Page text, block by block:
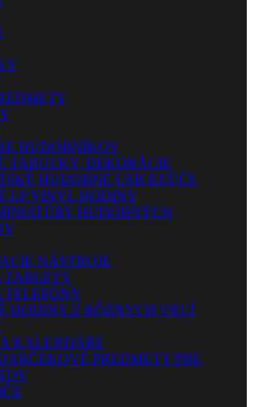
HUDOBNÍKOV
TABUĽKY, DEKORÁCIE
HUDOBNÉ USB KĽÚČE
LP VINYL HODINY
HUDOBNÝCH
NÁSTROJE
TABLETY
TELEFÓNY
HODINY Z RÔZNYCH VECÍ
KALENDÁRE
PREDMETY PRE